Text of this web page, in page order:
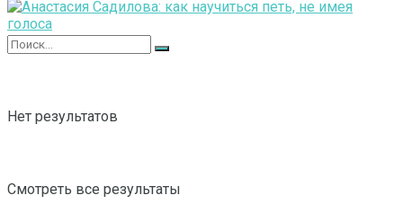
Нет результатов
Смотреть все результаты